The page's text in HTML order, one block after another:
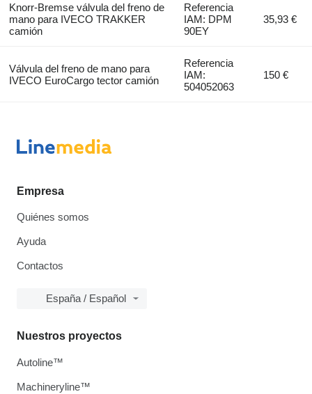
Knorr-Bremse válvula del freno de
mano para IVECO TRAKKER
camión
Referencia
IAM: DPM
90EY
35,93 €
Válvula del freno de mano para
IVECO EuroCargo tector camión
Referencia
IAM:
504052063
150 €
Empresa
Quiénes somos
Ayuda
Contactos
España / Español
Nuestros proyectos
Autoline™
Machineryline™